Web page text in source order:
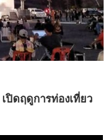
ปิดฤดูการท่องเที่ยว